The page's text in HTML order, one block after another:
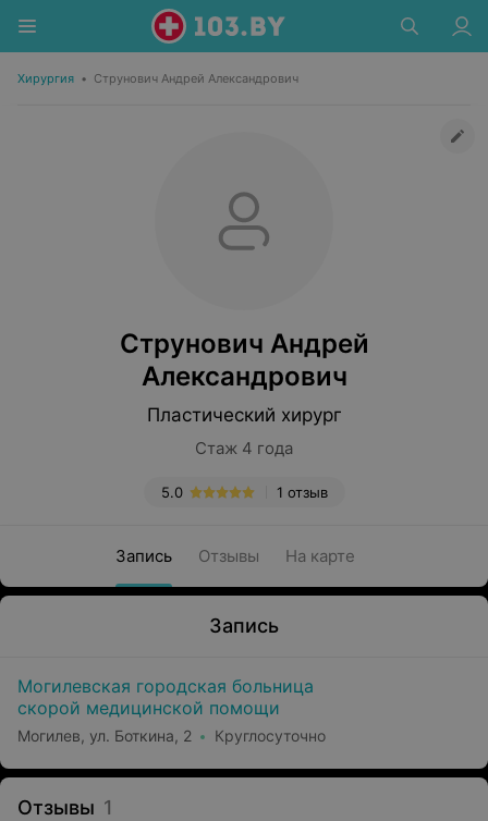
Хирургия • Струнович Андрей Александрович
Струнович Андрей
Александрович
Пластический хирург
Стаж 4 года
1 отзыв
5.0
Запись Отзывы На карте
Запись
Могилевская городская больница
скорой медицинской помощи
Могилев, ул. Боткина, 2 Круглосуточно
Отзывы 1